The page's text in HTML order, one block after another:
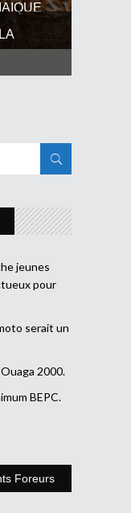
jeunes
pour
serait un
2000.
BEPC.
Foreurs